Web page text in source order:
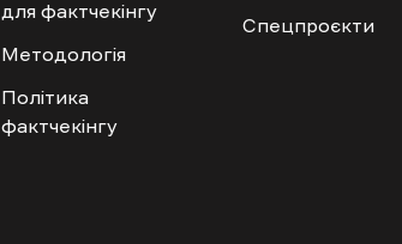
для фактчекінгу
Методологія
Політика
фактчекінгу
Спецпроєкти